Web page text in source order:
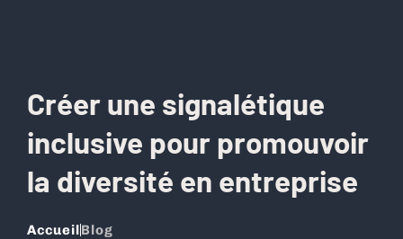
Créer une signalétique
inclusive pour promouvoir
la diversité en entreprise
AccueilBlog